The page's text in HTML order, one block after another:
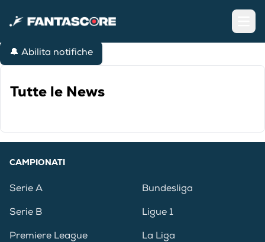
🔔 Abilita notifiche
Tutte le News
CAMPIONATI
Serie A
Serie B
Premiere League
Bundesliga
Ligue 1
La Liga